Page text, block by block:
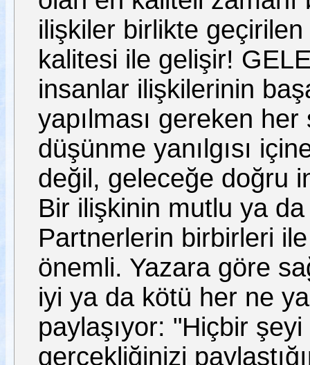
ilişkiler birlikte geçirilen
kalitesi ile gelişir!
insanlar ilişkilerinin
yapılması gereken
düşünme yanılgısı
değil, geleceğe doğru
Bir ilişkinin mutlu ya
Partnerlerin birbirleri
önemli. Yazara göre
iyi ya da kötü her ne
paylaşıyor: "Hiçbir
gerçekliğinizi